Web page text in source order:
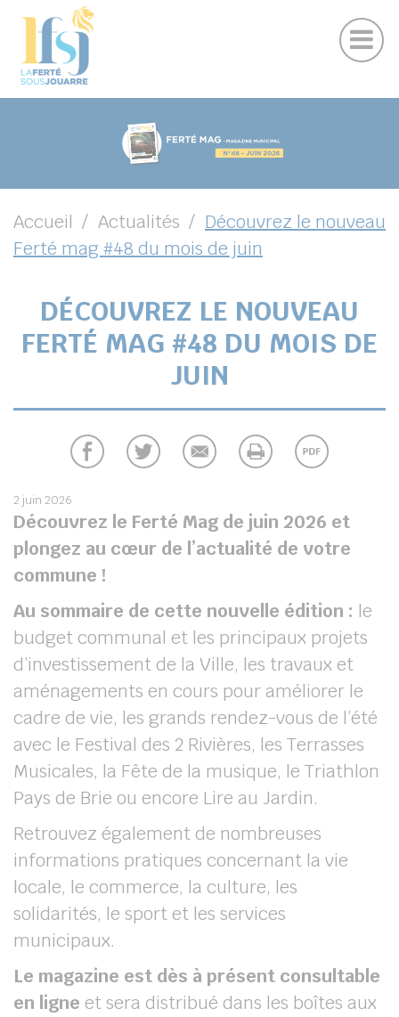
( EN CE MOMENT )
( VOS LOISIRS )
Publications
Suivez-nous sur Facebook
Suivez-nous sur Instagram
Suivez-nous sur Youtube
Suivez-nous sur Linkedin
Accueil Actualités
Découvrez le nouveau
Ferté mag #48 du mois de juin
DÉCOUVREZ LE NOUVEAU
FERTÉ MAG #48 DU MOIS DE
JUIN
2 juin 2026
Découvrez le Ferté Mag de juin 2026 et
plongez au cœur de l’actualité de votre
commune !
Au sommaire de cette nouvelle édition : le
budget communal et les principaux projets
d’investissement de la Ville, les travaux et
aménagements en cours pour améliorer le
cadre de vie, les grands rendez-vous de l’été
avec le Festival des 2 Rivières, les Terrasses
Musicales, la Fête de la musique, le Triathlon
Pays de Brie ou encore Lire au Jardin.
Retrouvez également de nombreuses
informations pratiques concernant la vie
locale, le commerce, la culture, les
solidarités, le sport et les services
municipaux.
Le magazine est dès à présent consultable
en ligne et sera distribué dans les boîtes aux
Panneau de gestion des cookies